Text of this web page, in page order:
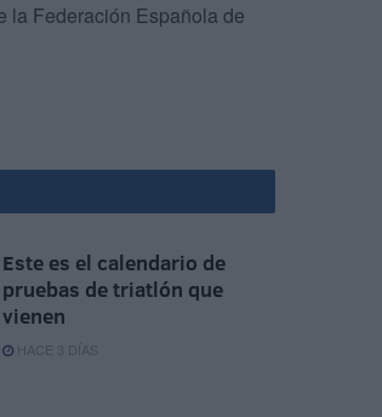
la Federación Española de
Este es el calendario de
pruebas de triatlón que
vienen
HACE 3 DÍAS